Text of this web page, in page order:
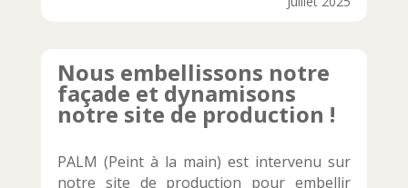
Nous embellissons notre
façade et dynamisons
notre site de production !
PALM (Peint à la main) est intervenu sur
notre site de production pour embellir